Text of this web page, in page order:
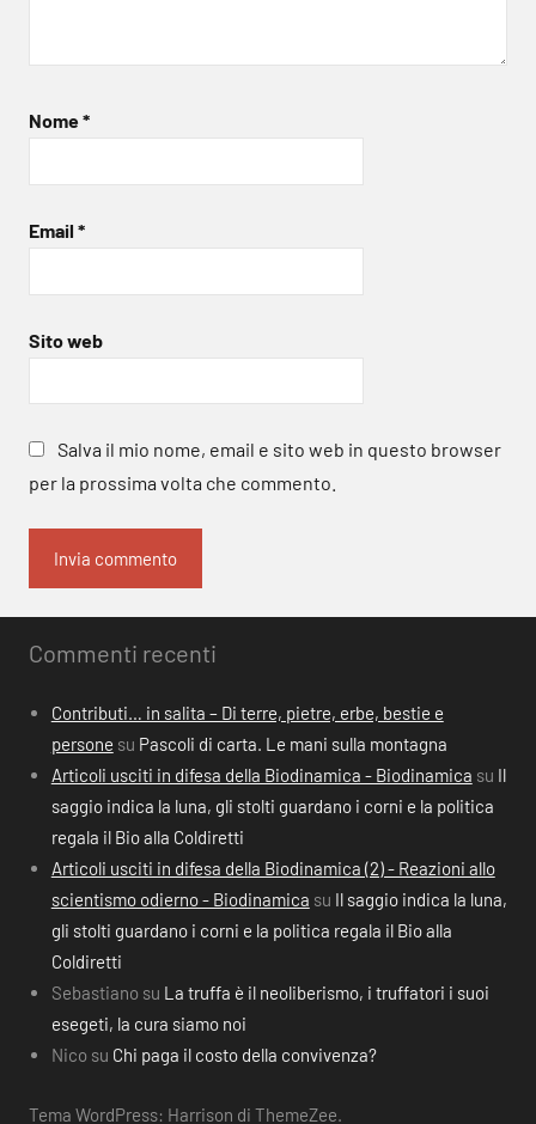
Nome*
Email *
Sito web
Salva il mio nome, email e sito web in questo browser
per la prossima volta che commento.
Commenti recenti
Contributi… in salita – Di terre, pietre, erbe, bestie e
persone su Pascoli di carta. Le mani sulla montagna
Articoli usciti in difesa della Biodinamica - Biodinamica su Il
saggio indica la luna, gli stolti guardano i corni e la politica
regala il Bio alla Coldiretti
Articoli usciti in difesa della Biodinamica (2) - Reazioni allo
scientismo odierno - Biodinamica su Il saggio indica la luna,
gli stolti guardano i corni e la politica regala il Bio alla
Coldiretti
Sebastiano su La truffa è il neoliberismo, i truffatori i suoi
esegeti, la cura siamo noi
Nico su Chi paga il costo della convivenza?
Tema WordPress: Harrison di ThemeZee.